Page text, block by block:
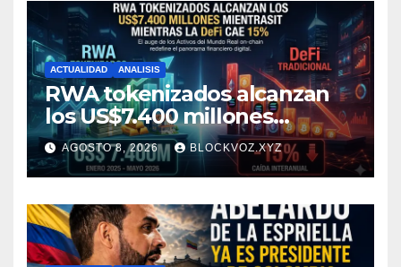
ACTUALIDAD ANALISIS
RWA tokenizados alcanzan
los US$7.400 millones
mientras la DeFi cae 15%
AGOSTO 8, 2026 BLOCKVOZ.XYZ